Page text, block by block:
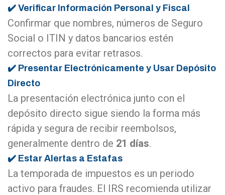
✔️ Verificar Información Personal y Fiscal
Confirmar que nombres, números de Seguro
Social o ITIN y datos bancarios estén
correctos para evitar retrasos.
✔️ Presentar Electrónicamente y Usar Depósito
Directo
La presentación electrónica junto con el
depósito directo sigue siendo la forma más
rápida y segura de recibir reembolsos,
generalmente dentro de 21 días.
✔️ Estar Alertas a Estafas
La temporada de impuestos es un periodo
activo para fraudes. El IRS recomienda utilizar